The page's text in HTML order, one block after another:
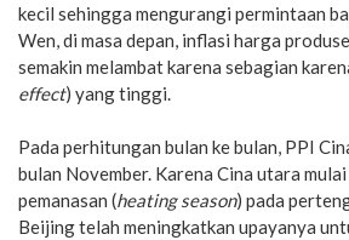
kecil sehingga mengurangi permintaan
Wen, di masa depan, inflasi harga
semakin melambat karena sebagian
effect) yang tinggi.
Pada perhitungan bulan ke bulan, PPI
bulan November. Karena Cina utara mulai
pemanasan (heating season) pada
Beijing telah meningkatkan upayanya